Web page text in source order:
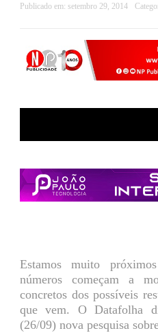
Publicado em: setembro 29, 2014
Estamos muito
números começam a
concretos dos possíveis
que vem. O Datafolha
(26/09) nova pesquisa